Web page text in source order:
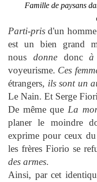
Famille de paysans
Parti-pris d'un
est un bien grand
nous donne doncà
voyeurisme. Ces
étrangers, ils sont un
Le Nain. Et Serge
De même que La
planer le moindre
exprime pour ceux
les frères Fiorio se
des armes.
Ainsi, par cet